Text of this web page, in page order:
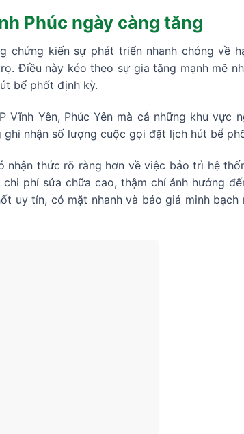
Phúc ngày càng tăng
chứng kiến sự phát triển nhanh chóng về
Điều này kéo theo sự gia tăng mạnh mẽ
bể phốt định kỳ.
Yên, Phúc Yên mà cả những khu vực
nhận số lượng cuộc gọi đặt lịch hút bể
nhận thức rõ ràng hơn về việc bảo trì hệ
phí sửa chữa cao, thậm chí ảnh hưởng
uy tín, có mặt nhanh và báo giá minh